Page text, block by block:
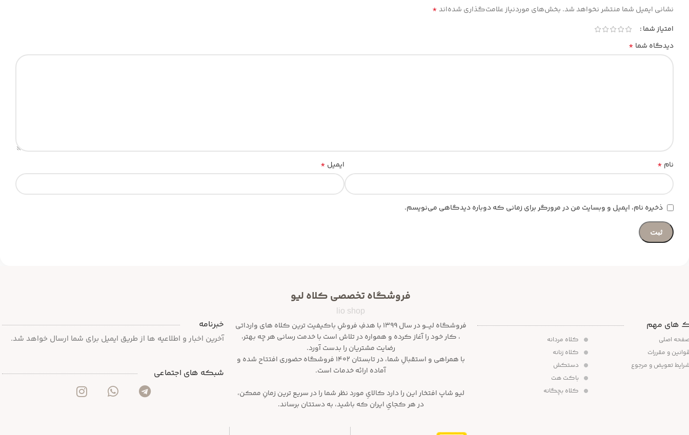
نشانی ایمیل شما منتشر نخواهد شد. بخش‌های موردنیاز علامت‌گذاری شده‌اند*
امتیاز شما
دیدگاه شما *
نام * ایمیل *
ذخیره نام، ایمیل و وبسایت من در مرورگر برای زمانی که دوباره دیدگاهی می‌نویسم.
های مهم
اصلی
و مقررات
تعویض و مرجوع
کلاه مردانه
کلاه زنانه
دستکش
باکت هت
کلاه بچگانه
فروشگاه تخصصی کلاه لیو
lio shop
فروشگاه لیـــو در سال ۱۳۹۹ با هدفِ فروشِ باکیفیت ترین کلاه های وارداتی
، کار خود را آغاز کرده و همواره در تلاش است با خدمت رسانی هر چه بهتر،
رضایت مشتریان را بدست آورد.
با همراهی و استقبالِ شما، در تابستان ۱۴۰۲ فروشگاه حضوری افتتاح شده و
آماده ارائه خدمات است.
لیو شاپ افتخار این را دارد کالایِ مورد نظر شما را در سریع ترین زمانِ ممکن،
در هر کجایِ ایران که باشید، به دستتان برساند.
خبرنامه
آخرین اخبار و اطلاعیه ها از طریق ایمیل برای شما ارسال خواهد شد.
شبکه های اجتماعی